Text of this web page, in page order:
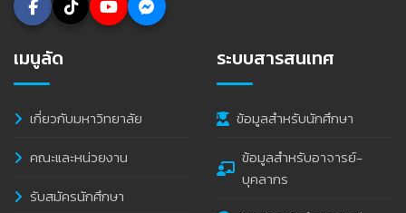
เมนูลัด
เกี่ยวกับมหาวิทยาลัย
คณะและหน่วยงาน
รับสมัครนักศึกษา
ระบบสารสนเทศ
ข้อมูลสำหรับนักศึกษา
ข้อมูลสำหรับอาจารย์-
บุคลากร